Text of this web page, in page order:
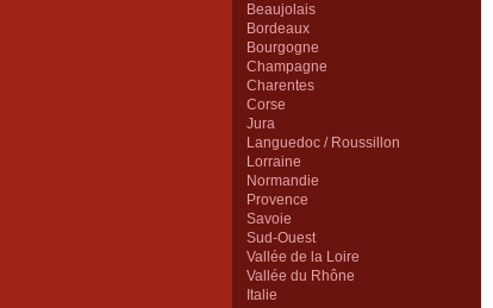
Beaujolais
Bordeaux
Bourgogne
Champagne
Charentes
Corse
Jura
Languedoc / Roussillon
Lorraine
Normandie
Provence
Savoie
Sud-Ouest
Vallée de la Loire
Vallée du Rhône
Italie